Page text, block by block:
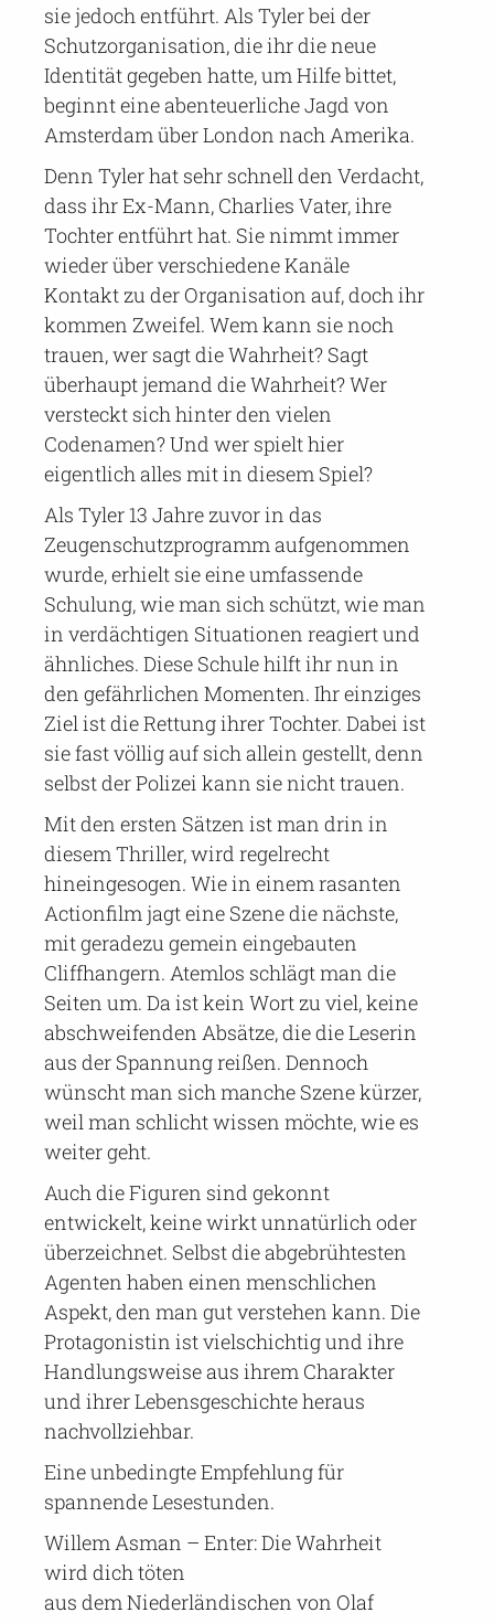
sie jedoch entführt. Als Tyler bei der
Schutzorganisation, die ihr die neue
Identität gegeben hatte, um Hilfe bittet,
beginnt eine abenteuerliche Jagd von
Amsterdam über London nach Amerika.
Denn Tyler hat sehr schnell den Verdacht,
dass ihr Ex-Mann, Charlies Vater, ihre
Tochter entführt hat. Sie nimmt immer
wieder über verschiedene Kanäle
Kontakt zu der Organisation auf, doch ihr
kommen Zweifel. Wem kann sie noch
trauen, wer sagt die Wahrheit? Sagt
überhaupt jemand die Wahrheit? Wer
versteckt sich hinter den vielen
Codenamen? Und wer spielt hier
eigentlich alles mit in diesem Spiel?
Als Tyler 13 Jahre zuvor in das
Zeugenschutzprogramm aufgenommen
wurde, erhielt sie eine umfassende
Schulung, wie man sich schützt, wie man
in verdächtigen Situationen reagiert und
ähnliches. Diese Schule hilft ihr nun in
den gefährlichen Momenten. Ihr einziges
Ziel ist die Rettung ihrer Tochter. Dabei ist
sie fast völlig auf sich allein gestellt, denn
selbst der Polizei kann sie nicht trauen.
Mit den ersten Sätzen ist man drin in
diesem Thriller, wird regelrecht
hineingesogen. Wie in einem rasanten
Actionfilm jagt eine Szene die nächste,
mit geradezu gemein eingebauten
Cliffhangern. Atemlos schlägt man die
Seiten um. Da ist kein Wort zu viel, keine
abschweifenden Absätze, die die Leserin
aus der Spannung reißen. Dennoch
wünscht man sich manche Szene kürzer,
weil man schlicht wissen möchte, wie es
weiter geht.
Auch die Figuren sind gekonnt
entwickelt, keine wirkt unnatürlich oder
überzeichnet. Selbst die abgebrühtesten
Agenten haben einen menschlichen
Aspekt, den man gut verstehen kann. Die
Protagonistin ist vielschichtig und ihre
Handlungsweise aus ihrem Charakter
und ihrer Lebensgeschichte heraus
nachvollziehbar.
Eine unbedingte Empfehlung für
spannende Lesestunden.
Willem Asman – Enter: Die Wahrheit
wird dich töten
aus dem Niederländischen von Olaf